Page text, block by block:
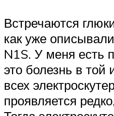
Встречаются
как уже
N1S. У меня есть
это болезнь в той
всех
проявляется